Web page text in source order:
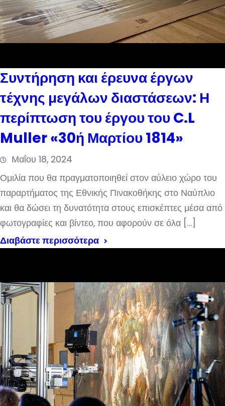
Συντήρηση και έρευνα έργων
τέχνης μεγάλων διαστάσεων: Η
περίπτωση του έργου του C.L
Muller «30ή Μαρτίου 1814»
Μαΐου 18, 2024
Ομιλία που θα πραγματοποιηθεί στον αύλειο χώρο του
παραρτήματος της Εθνικής Πινακοθήκης στο Ναύπλιο
και θα δώσει τη δυνατότητα στους επισκέπτες μέσα από
φωτογραφίες και βίντεο, που αφορούν σε όλα […]
Διαβάστε περισσότερα